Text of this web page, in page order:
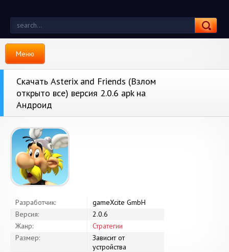
Меню
Скачать Asterix and Friends (Взлом
открыто все) версия 2.0.6 apk на
Андроид
Разработчик:
gameXcite GmbH
Версия:
2.0.6
Жанр:
Стратегии
Размер:
Зависит от
устройства